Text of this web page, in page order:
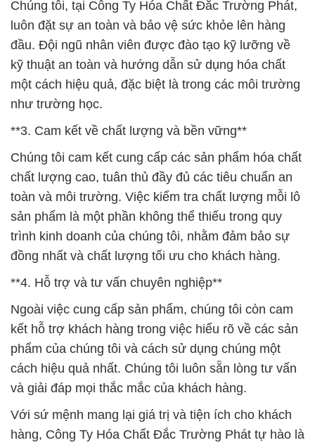
Chúng tôi, tại Công Ty Hóa Chất Đắc Trường Phát,
luôn đặt sự an toàn và bảo vệ sức khỏe lên hàng
đầu. Đội ngũ nhân viên được đào tạo kỹ lưỡng về
kỹ thuật an toàn và hướng dẫn sử dụng hóa chất
một cách hiệu quả, đặc biệt là trong các môi trường
như trường học.
**3. Cam kết về chất lượng và bền vững**
Chúng tôi cam kết cung cấp các sản phẩm hóa chất
chất lượng cao, tuân thủ đầy đủ các tiêu chuẩn an
toàn và môi trường. Việc kiểm tra chất lượng mỗi lô
sản phẩm là một phần không thể thiếu trong quy
trình kinh doanh của chúng tôi, nhằm đảm bảo sự
đồng nhất và chất lượng tối ưu cho khách hàng.
**4. Hỗ trợ và tư vấn chuyên nghiệp**
Ngoài việc cung cấp sản phẩm, chúng tôi còn cam
kết hỗ trợ khách hàng trong việc hiểu rõ về các sản
phẩm của chúng tôi và cách sử dụng chúng một
cách hiệu quả nhất. Chúng tôi luôn sẵn lòng tư vấn
và giải đáp mọi thắc mắc của khách hàng.
Với sứ mệnh mang lại giá trị và tiện ích cho khách
hàng, Công Ty Hóa Chất Đắc Trường Phát tự hào là